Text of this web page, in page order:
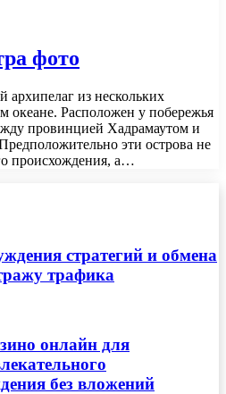
фото
из нескольких
океане. Расположен у побережья
провинцией Хадрамаутом и
эти острова не
происхождения, а…
стратегий и обмена
трафика
онлайн для
без вложений